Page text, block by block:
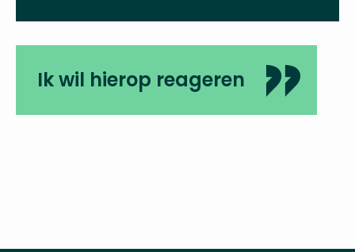
Ik wil hierop reageren